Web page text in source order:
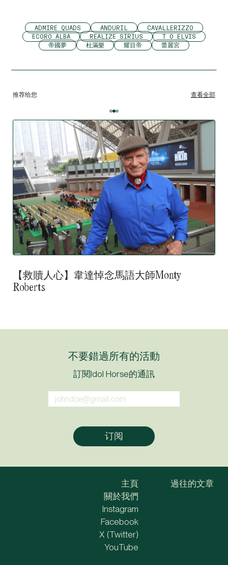
ADMIRE QUADS ANDURIL
CAVALLERIZZO
ECORO ALBA
REALIZE SIRIUS
T O ELVIS
帝國夢
杜滿樂 耀目帝 蕾麗宮
推荐给您 查看全部
【救贖人心】韋達悼念馬語大師Monty
Roberts
不要錯過所有的活動
訂閱Idol Horse的通訊
主頁
關於我們
過往的文章
Instagram
Facebook
X (Twitter)
YouTube